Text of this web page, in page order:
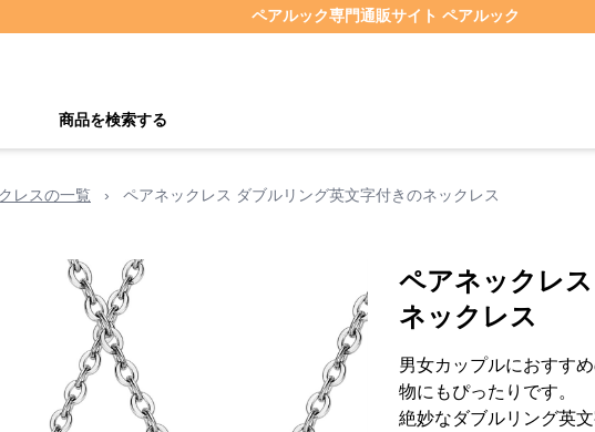
ペアルック専門通販サイト ペアルック
商品を検索する
レスの一覧 › ペアネックレス ダブルリング英文字付きのネックレス
ペアネックレ
ネックレス
男女カップルにおすす
物にもぴったりです。
絶妙なダブルリング英